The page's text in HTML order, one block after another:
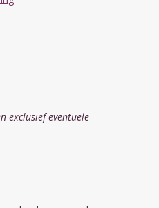
exclusief eventuele